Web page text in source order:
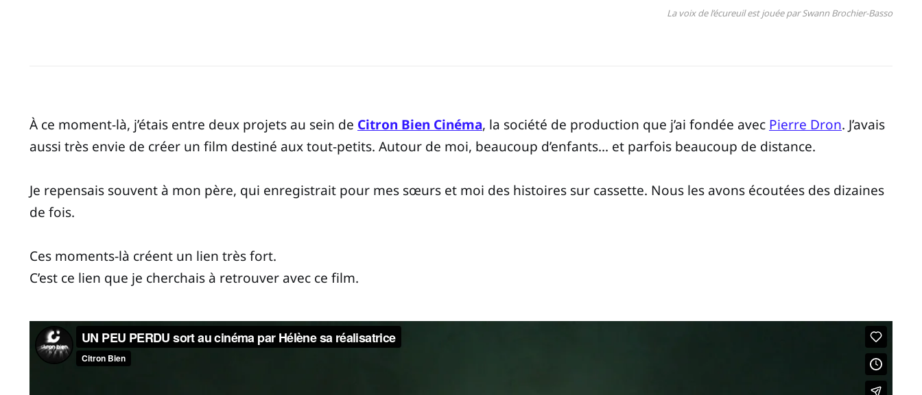
La voix de l’écureuil est jouée par Swann Brochier-Basso
À ce moment-là, j’étais entre deux projets au sein de Citron Bien Cinéma, la société de production que j’ai fondée avec Pierre Dron. J’avais
aussi très envie de créer un film destiné aux tout-petits. Autour de moi, beaucoup d’enfants… et parfois beaucoup de distance.
Je repensais souvent à mon père, qui enregistrait pour mes sœurs et moi des histoires sur cassette. Nous les avons écoutées des dizaines
de fois.
Ces moments-là créent un lien très fort.
C’est ce lien que je cherchais à retrouver avec ce film.